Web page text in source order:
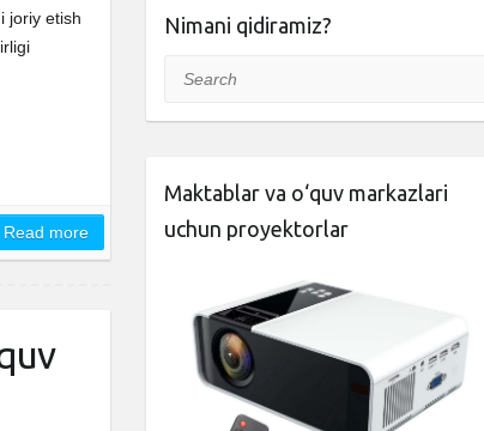
joriy etish
Read more
Nimani qidiramiz?
Search
Maktablar va o‘quv markazlari
uchun proyektorlar